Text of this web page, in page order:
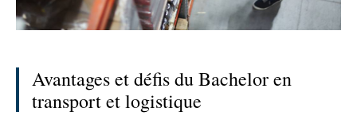
Avantages et défis du Bachelor en
transport et logistique